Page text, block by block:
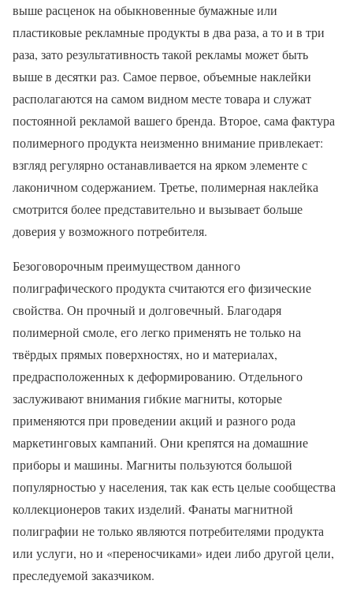
выше расценок на обыкновенные бумажные или
пластиковые рекламные продукты в два раза, а то и в три
раза, зато результативность такой рекламы может быть
выше в десятки раз. Самое первое, объемные наклейки
располагаются на самом видном месте товара и служат
постоянной рекламой вашего бренда. Второе, сама фактура
полимерного продукта неизменно внимание привлекает:
взгляд регулярно останавливается на ярком элементе с
лаконичном содержанием. Третье, полимерная наклейка
смотрится более представительно и вызывает больше
доверия у возможного потребителя.
Безоговорочным преимуществом данного
полиграфического продукта считаются его физические
свойства. Он прочный и долговечный. Благодаря
полимерной смоле, его легко применять не только на
твёрдых прямых поверхностях, но и материалах,
предрасположенных к деформированию. Отдельного
заслуживают внимания гибкие магниты, которые
применяются при проведении акций и разного рода
маркетинговых кампаний. Они крепятся на домашние
приборы и машины. Магниты пользуются большой
популярностью у населения, так как есть целые сообщества
коллекционеров таких изделий. Фанаты магнитной
полиграфии не только являются потребителями продукта
или услуги, но и «переносчиками» идеи либо другой цели,
преследуемой заказчиком.